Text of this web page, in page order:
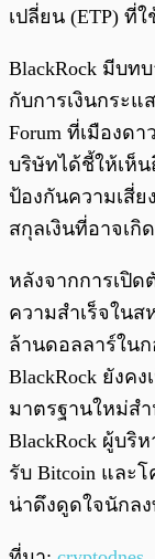
เปลี่ยน (ETP) ที่
BlackRock มีบ
กับการเงินกระแ
Forum ที่เมืองดา
บริษัทได้ชี้ให้เห็น
ป้องกันความเสี่ย
สกุลเงินที่อาจเกิ
หลังจากการเปิด
ความสำเร็จในส
ล้านดอลลาร์ในก
BlackRock ยังค
มาตรฐานใหม่ส
BlackRock ผู้บริ
รับ Bitcoin และ
น่าดึงดูดใจนักล